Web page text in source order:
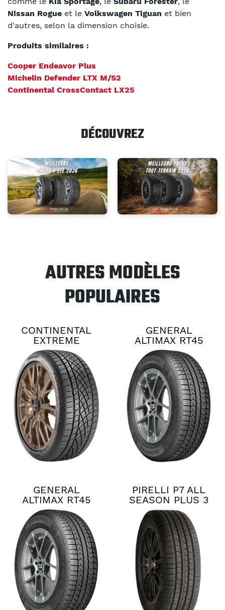
Nissan Rogue et le Volkswagen Tiguan et bien
d'autres, selon la dimension choisie.
Produits similaires :
Cooper Endeavor Plus
Michelin Defender LTX M/S2
Continental CrossContact LX25
DÉCOUVREZ
AUTRES MODÈLES
POPULAIRES
CONTINENTAL
EXTREME
CONTACT DWS06
PLUS
GENERAL
ALTIMAX RT45
GENERAL
ALTIMAX RT45
PIRELLI P7 ALL
SEASON PLUS 3